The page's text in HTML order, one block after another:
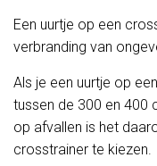
Een uurtje op een
verbranding van
Als je een uurtje op
tussen de 300 en 400
op afvallen is het
crosstrainer te kiezen.